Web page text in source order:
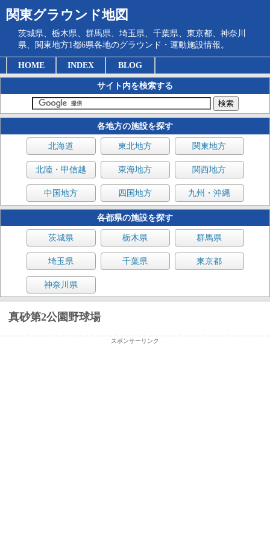
関東グラウンド地図
茨城県、栃木県、群馬県、埼玉県、千葉県、東京都、神奈川
県、関東地方1都6県各地のグラウンド・運動施設情報。
HOME INDEX BLOG
サイト内を検索する
各地方の施設を探す
北海道 東北地方 関東地方
北陸・甲信越 東海地方 関西地方
中国地方 四国地方 九州・沖縄
各都県の施設を探す
茨城県 栃木県 群馬県
埼玉県 千葉県 東京都
神奈川県
真砂第2公園野球場
スポンサーリンク